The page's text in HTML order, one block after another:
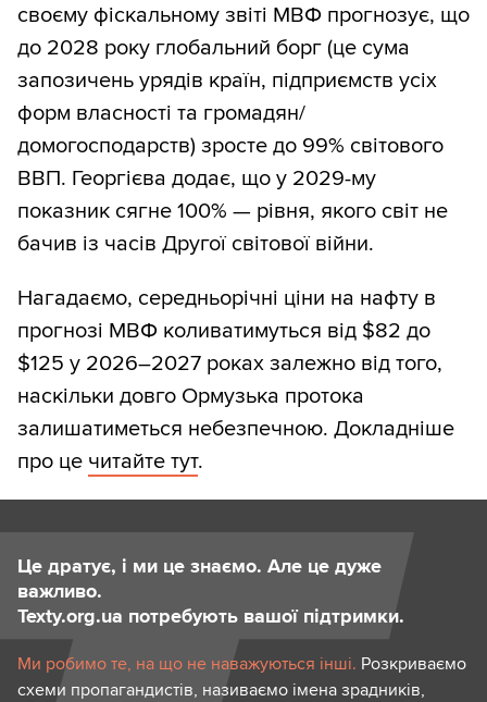
своєму фіскальному звіті МВФ прогнозує, що
до 2028 року глобальний борг (це сума
запозичень урядів країн, підприємств усіх
форм власності та громадян/
домогосподарств) зросте до 99% світового
ВВП. Георгієва додає, що у 2029-му
показник сягне 100% — рівня, якого світ не
бачив із часів Другої світової війни.
Нагадаємо, середньорічні ціни на нафту в
прогнозі МВФ коливатимуться від $82 до
$125 у 2026–2027 роках залежно від того,
наскільки довго Ормузька протока
залишатиметься небезпечною. Докладніше
про це читайте тут.
Це дратує, і ми це знаємо. Але це дуже
важливо.
Texty.org.ua потребують вашої підтримки.
Ми робимо те, на що не наважуються інші. Розкриваємо
схеми пропагандистів, називаємо імена зрадників,